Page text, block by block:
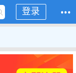
登录